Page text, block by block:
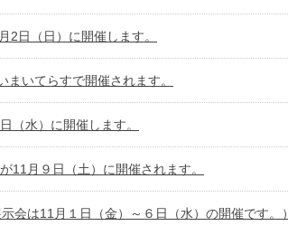
2日（日）に開催します。
いてらすで開催されます。
（水）に開催します。
11月９日（土）に開催されます。
会は11月１日（金）～６日（水）の開催です。）